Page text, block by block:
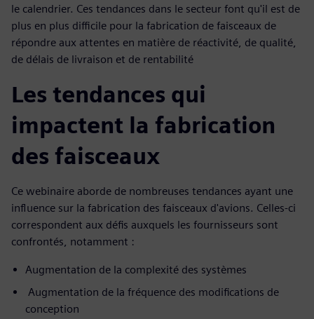
le calendrier. Ces tendances dans le secteur font qu'il est de
plus en plus difficile pour la fabrication de faisceaux de
répondre aux attentes en matière de réactivité, de qualité,
de délais de livraison et de rentabilité
Les tendances qui
impactent la fabrication
des faisceaux
Ce webinaire aborde de nombreuses tendances ayant une
influence sur la fabrication des faisceaux d'avions. Celles-ci
correspondent aux défis auxquels les fournisseurs sont
confrontés, notamment :
Augmentation de la complexité des systèmes
Augmentation de la fréquence des modifications de
conception